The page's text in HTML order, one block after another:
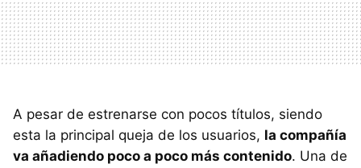
A pesar de estrenarse con pocos títulos, siendo
esta la principal queja de los usuarios, la compañía
va añadiendo poco a poco más contenido. Una de